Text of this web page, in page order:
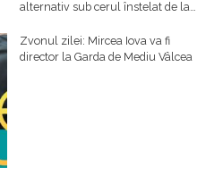
alternativ sub cerul înstelat de la
Zvonul zilei: Mircea Iova va fi
director la Garda de Mediu Vâlcea